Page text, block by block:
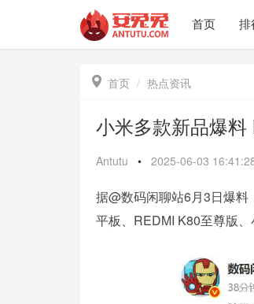
首页 排
 首页 热点资讯
小米多款新品爆
Antutu • 2025-06-03
据@数码闲聊站6月3日爆
平板、REDMI K80至尊版